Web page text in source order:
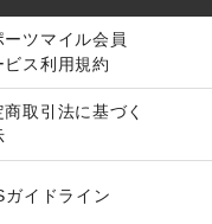
ーツマイル会員
ビス利用規約
商取引法に基づく
ガイドライン